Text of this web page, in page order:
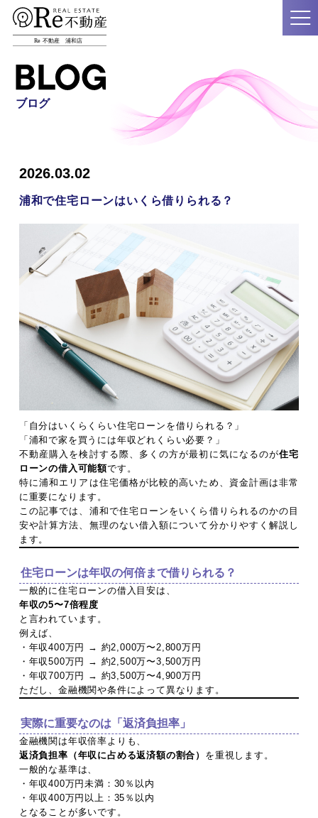
ブログ
2026.03.02
浦和で住宅ローンはいくら借りられる？
「自分はいくらくらい住宅ローンを借りられる？」
「浦和で家を買うには年収どれくらい必要？」
不動産購入を検討する際、多くの方が最初に気になるのが住宅
ローンの借入可能額です。
特に浦和エリアは住宅価格が比較的高いため、資金計画は非常
に重要になります。
この記事では、浦和で住宅ローンをいくら借りられるのかの目
安や計算方法、無理のない借入額について分かりやすく解説し
ます。
住宅ローンは年収の何倍まで借りられる？
一般的に住宅ローンの借入目安は、
年収の5〜7倍程度
と言われています。
例えば、
・年収400万円 → 約2,000万〜2,800万円
・年収500万円 → 約2,500万〜3,500万円
・年収700万円 → 約3,500万〜4,900万円
ただし、金融機関や条件によって異なります。
実際に重要なのは「返済負担率」
金融機関は年収倍率よりも、
返済負担率（年収に占める返済額の割合） を重視します。
一般的な基準は、
・年収400万円未満：30％以内
・年収400万円以上：35％以内
となることが多いです。